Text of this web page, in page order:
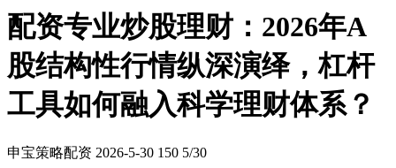
配资专业炒股理财：2026年A
股结构性行情纵深演绎，杠杆
工具如何融入科学理财体系？
申宝策略配资 2026-5-30 150 5/30